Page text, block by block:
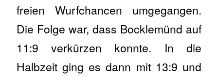
freien Wurfchancen umgegangen.
Die Folge war, dass Bocklemünd auf
11:9 verkürzen konnte. In die
Halbzeit ging es dann mit 13:9 und